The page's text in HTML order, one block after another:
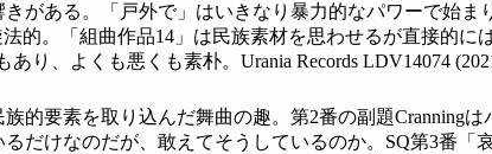
がある。「戸外で」はいきなり暴力的なパワーで始ま
的。「組曲作品14」は民族素材を思わせるが直接的に
り、よくも悪くも素朴。Urania Records LDV14074 (
的要素を取り込んだ舞曲の趣。第2番の副題Cranningは
だけなのだが、敢えてそうしているのか。SQ第3番「